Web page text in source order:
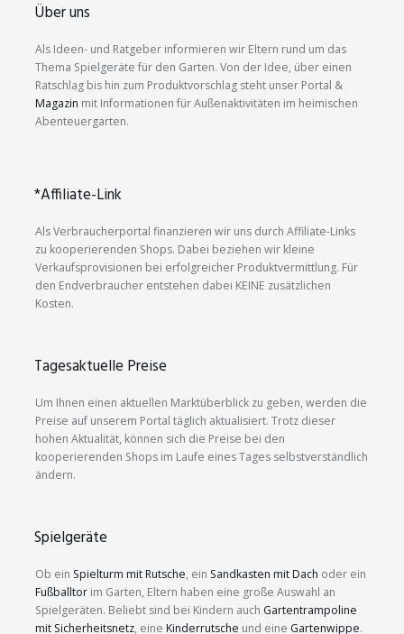
Über uns
Als Ideen- und Ratgeber informieren wir Eltern rund um das
Thema Spielgeräte für den Garten. Von der Idee, über einen
Ratschlag bis hin zum Produktvorschlag steht unser Portal &
Magazin mit Informationen für Außenaktivitäten im heimischen
Abenteuergarten.
*Affiliate-Link
Als Verbraucherportal finanzieren wir uns durch Affiliate-Links
zu kooperierenden Shops. Dabei beziehen wir kleine
Verkaufsprovisionen bei erfolgreicher Produktvermittlung. Für
den Endverbraucher entstehen dabei KEINE zusätzlichen
Kosten.
Tagesaktuelle Preise
Um Ihnen einen aktuellen Marktüberblick zu geben, werden die
Preise auf unserem Portal täglich aktualisiert. Trotz dieser
hohen Aktualität, können sich die Preise bei den
kooperierenden Shops im Laufe eines Tages selbstverständlich
ändern.
Spielgeräte
Ob ein Spielturm mit Rutsche, ein Sandkasten mit Dach oder ein
Fußballtor im Garten, Eltern haben eine große Auswahl an
Spielgeräten. Beliebt sind bei Kindern auch Gartentrampoline
mit Sicherheitsnetz, eine Kinderrutsche und eine Gartenwippe.